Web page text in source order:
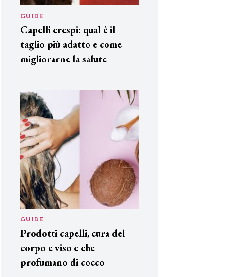
GUIDE
Capelli crespi: qual è il
taglio più adatto e come
migliorarne la salute
GUIDE
Prodotti capelli, cura del
corpo e viso e che
profumano di cocco